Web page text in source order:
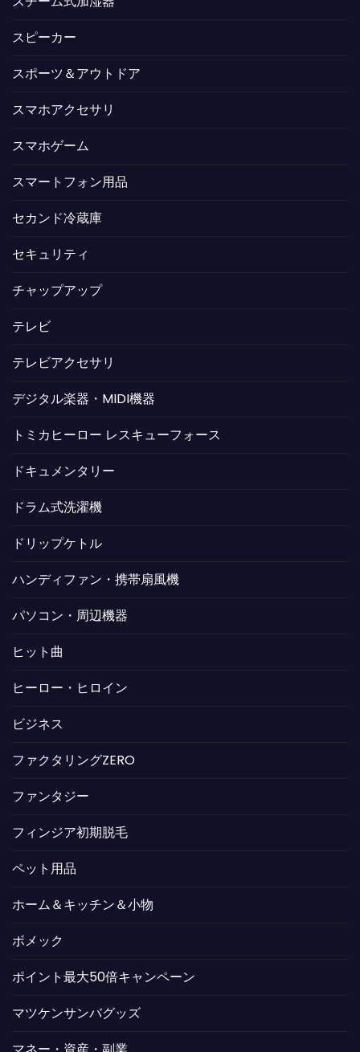
スピーカー
スポーツ＆アウトドア
スマホアクセサリ
スマホゲーム
スマートフォン用品
セカンド冷蔵庫
セキュリティ
チャップアップ
テレビ
テレビアクセサリ
デジタル楽器・MIDI機器
トミカヒーロー レスキューフォース
ドキュメンタリー
ドラム式洗濯機
ドリップケトル
ハンディファン・携帯扇風機
パソコン・周辺機器
ヒット曲
ヒーロー・ヒロイン
ビジネス
ファクタリングZERO
ファンタジー
フィンジア初期脱毛
ペット用品
ホーム＆キッチン＆小物
ボメック
ポイント最大50倍キャンペーン
マツケンサンバグッズ